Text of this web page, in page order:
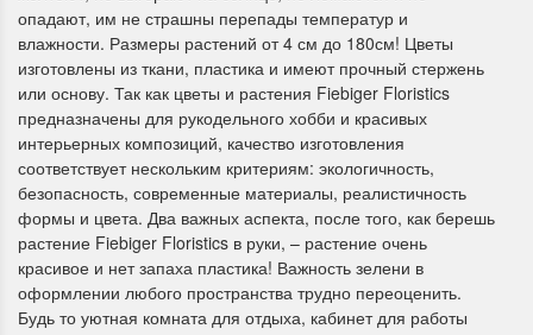
Dimensions 35231
Willow Swan
(Ива-лебедь)
Хороший набор
Отличный набор, канва,
нитки и схема, всё в
отличном состоянии.
13648USA
Bear and
(Белый
с
опадают, им не страшны перепады температур и
влажности. Размеры растений от 4 см до 180см! Цветы
изготовлены из ткани, пластика и имеют прочный стержень
или основу. Так как цветы и растения Fiebiger Floristics
предназначены для рукодельного хобби и красивых
интерьерных композиций, качество изготовления
соответствует нескольким критериям: экологичность,
безопасность, современные материалы, реалистичность
формы и цвета. Два важных аспекта, после того, как берешь
растение Fiebiger Floristics в руки, – растение очень
красивое и нет запаха пластика! Важность зелени в
оформлении любого пространства трудно переоценить.
Будь то уютная комната для отдыха, кабинет для работы